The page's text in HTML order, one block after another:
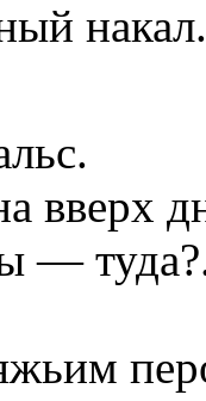
накал.
вверх